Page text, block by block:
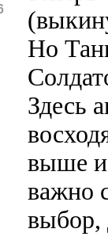
Но
Здесь
выше и
важно
выбор,